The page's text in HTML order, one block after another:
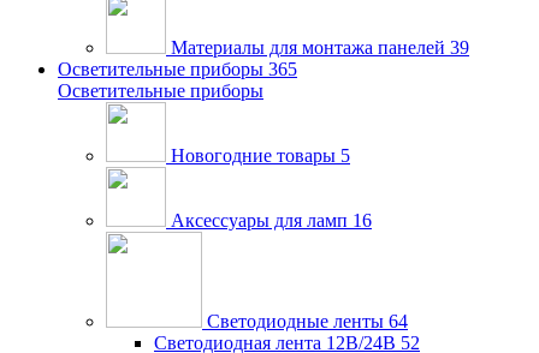
Материалы для монтажа панелей 39
Осветительные приборы 365
Осветительные приборы
Новогодние товары 5
Аксессуары для ламп 16
Светодиодные ленты 64
Светодиодная лента 12В/24В 52